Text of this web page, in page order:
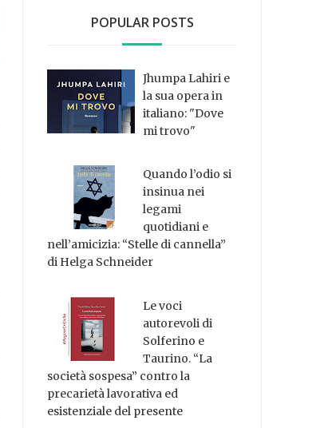
POPULAR POSTS
Jhumpa Lahiri e
la sua opera in
italiano: "Dove
mi trovo"
Quando l’odio si
insinua nei
legami
quotidiani e
nell’amicizia: “Stelle di cannella”
di Helga Schneider
Le voci
autorevoli di
Solferino e
Taurino. “La
società sospesa” contro la
precarietà lavorativa ed
esistenziale del presente